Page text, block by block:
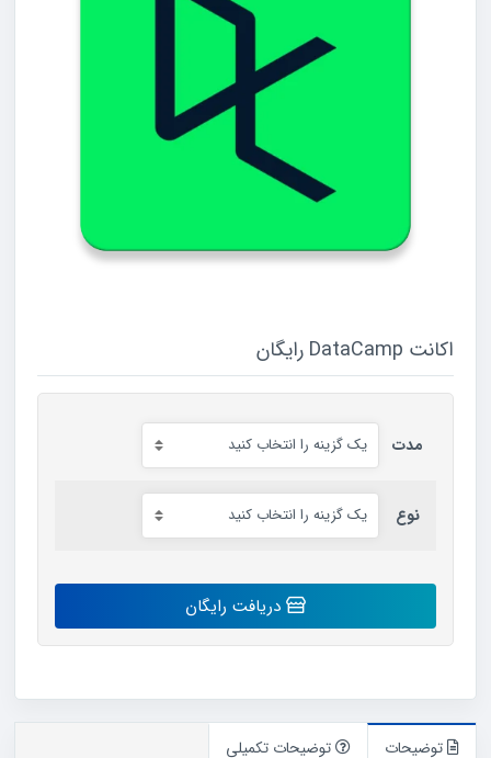
اکانت DataCamp رایگان
مدت
نوع
اکانت
رایگان
دریافت رایگان
توضیحات توضیحات تکمیلی